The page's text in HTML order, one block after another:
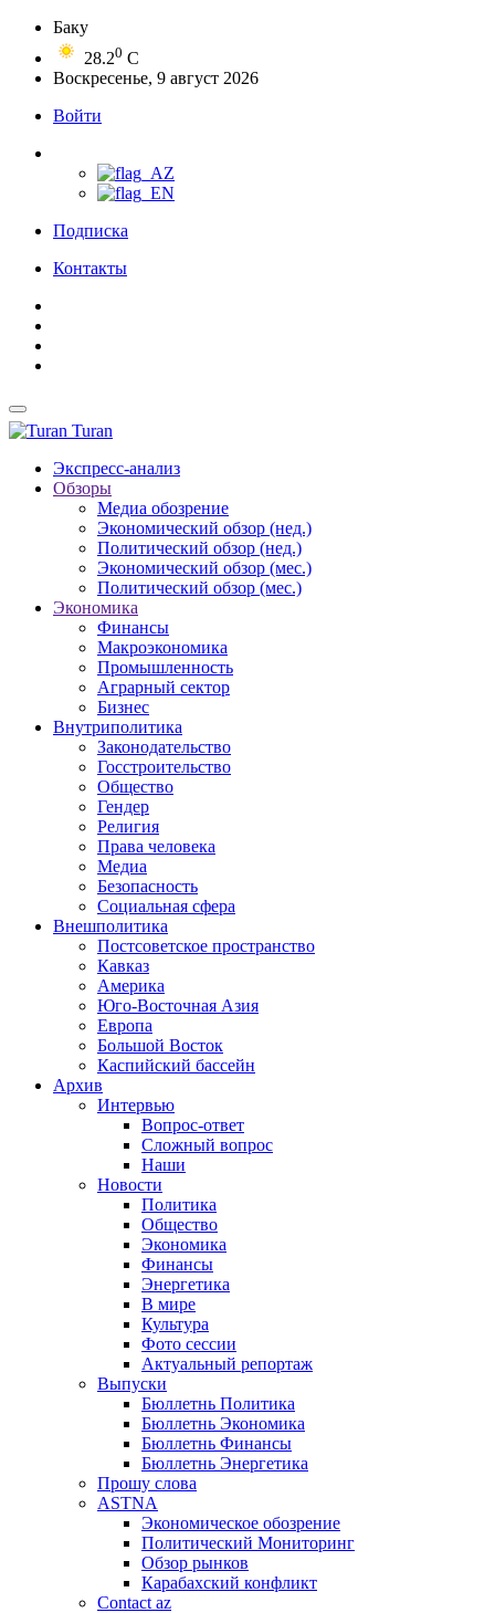
Баку
28.20 C
Воскресенье, 9 август 2026
Войти
Подписка
Контакты
Turan
Экспресс-анализ
Обзоры
Медиа обозрение
Экономический обзор (нед.)
Политический обзор (нед.)
Экономический обзор (мес.)
Политический обзор (мес.)
Экономика
Финансы
Макроэкономика
Промышленность
Аграрный сектор
Бизнес
Внутриполитика
Законодательство
Госстроительство
Общество
Гендер
Религия
Права человека
Медиа
Безопасность
Социальная сфера
Внешполитика
Постсоветское пространство
Кавказ
Америка
Юго-Восточная Азия
Европа
Большой Восток
Каспийский бассейн
Архив
Интервью
Вопрос-ответ
Сложный вопрос
Наши
Новости
Политика
Общество
Экономика
Финансы
Энергетика
В мире
Культура
Фото сессии
Актуальный репортаж
Выпуски
Бюллетнь Политика
Бюллетнь Экономика
Бюллетнь Финансы
Бюллетнь Энергетика
Прошу слова
ASTNA
Экономическое обозрение
Политический Мониторинг
Обзор рынков
Карабахский конфликт
Contact az